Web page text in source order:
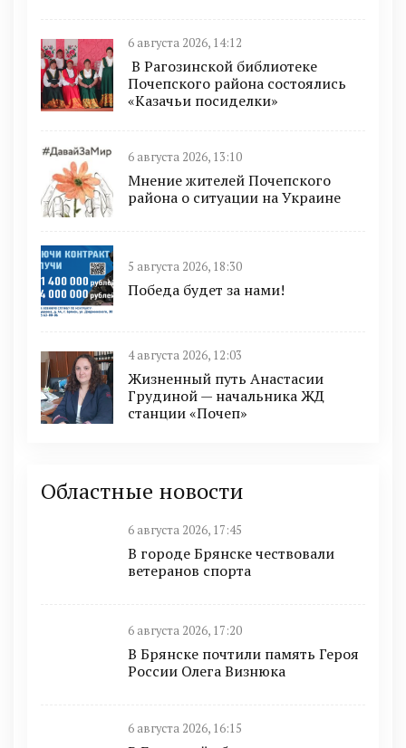
6 августа 2026, 14:12
В Рагозинской библиотеке
Почепского района состоялись
«Казачьи посиделки»
6 августа 2026, 13:10
Мнение жителей Почепского
района о ситуации на Украине
5 августа 2026, 18:30
Победа будет за нами!
4 августа 2026, 12:03
Жизненный путь Анастасии
Грудиной — начальника ЖД
станции «Почеп»
Областные новости
6 августа 2026, 17:45
В городе Брянске чествовали
ветеранов спорта
6 августа 2026, 17:20
В Брянске почтили память Героя
России Олега Визнюка
6 августа 2026, 16:15